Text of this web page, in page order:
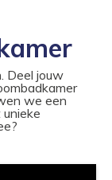
Deel jouw
we een